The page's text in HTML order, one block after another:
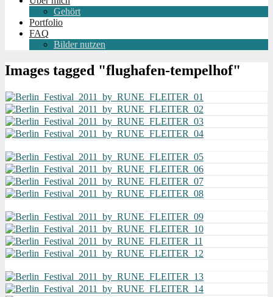
Gehört
Portfolio
FAQ
Bilder nutzen
Images tagged "flughafen-tempelhof"